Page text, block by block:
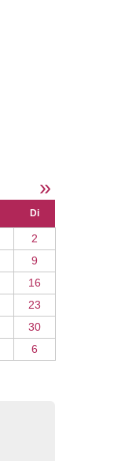
»
Di
2
9
16
23
30
6